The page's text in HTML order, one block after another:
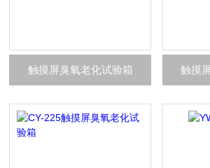
触摸屏臭氧老化试验箱 触摸